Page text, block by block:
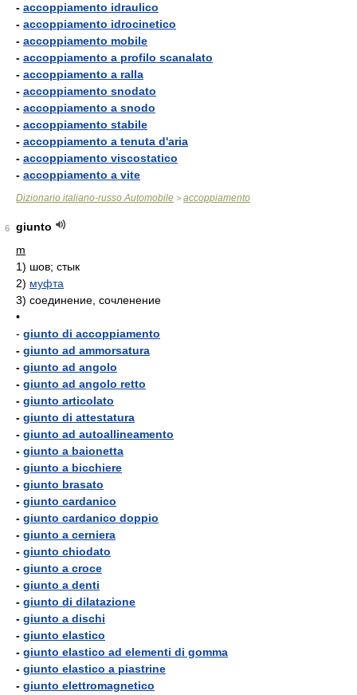
- accoppiamento idraulico
- accoppiamento idrocinetico
- accoppiamento mobile
- accoppiamento a profilo scanalato
- accoppiamento a ralla
- accoppiamento snodato
- accoppiamento a snodo
- accoppiamento stabile
- accoppiamento a tenuta d'aria
- accoppiamento viscostatico
- accoppiamento a vite
Dizionario italiano-russo Automobile > accoppiamento
6
giunto
m
1) шов; стык
2) муфта
3) соединение, сочленение
•
- giunto di accoppiamento
- giunto ad ammorsatura
- giunto ad angolo
- giunto ad angolo retto
- giunto articolato
- giunto di attestatura
- giunto ad autoallineamento
- giunto a baionetta
- giunto a bicchiere
- giunto brasato
- giunto cardanico
- giunto cardanico doppio
- giunto a cerniera
- giunto chiodato
- giunto a croce
- giunto a denti
- giunto di dilatazione
- giunto a dischi
- giunto elastico
- giunto elastico ad elementi di gomma
- giunto elastico a piastrine
- giunto elettromagnetico